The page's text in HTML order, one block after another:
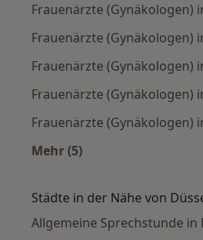
Frauenärzte (Gynäkologen)
Frauenärzte (Gynäkologen)
Frauenärzte (Gynäkologen)
Frauenärzte (Gynäkologen)
Frauenärzte (Gynäkologen)
Mehr (5)
Städte in der Nähe von
Allgemeine Sprechstunde in